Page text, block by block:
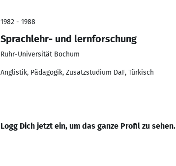
1982 - 1988
Sprachlehr- und lernforschung
Ruhr-Universität Bochum
Anglistik, Pädagogik, Zusatzstudium DaF, Türkisch
Logg Dich jetzt ein, um das ganze Profil zu sehen.